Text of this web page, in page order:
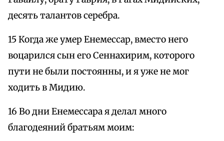
десять талантов серебра.
15 Когда же умер Енемессар, вместо него
воцарился сын его Сеннахирим, которого
пути не были постоянны, и я уже не мог
ходить в Мидию.
16 Во дни Енемессара я делал много
благодеяний братьям моим: